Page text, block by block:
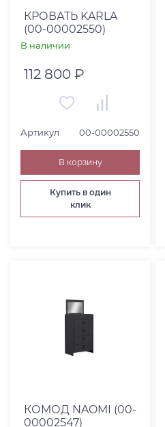
Вьетнам (24 )
Индонезия (1)
Италия (
Китай ( 46)
США (
Турция ( 15)
От
КРОВАТЬ KARLA
(00-00002550)
В наличии
112 800 ₽
Артикул 00-00002550
В корзину
Купить в один
клик
КОМОД NAOMI (00-
00002547)